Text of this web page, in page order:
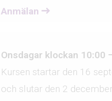
Anmälan
Onsdagar klockan 10:00
Kursen startar den 16
och slutar den 2 december